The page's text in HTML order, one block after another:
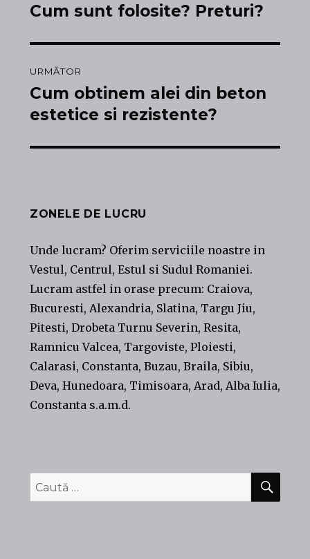
articole
anterior:
Cum sunt folosite? Preturi?
URMĂTOR
Articolul
următor:
Cum obtinem alei din beton
estetice si rezistente?
ZONELE DE LUCRU
Unde lucram? Oferim serviciile noastre in
Vestul, Centrul, Estul si Sudul Romaniei.
Lucram astfel in orase precum: Craiova,
Bucuresti, Alexandria, Slatina, Targu Jiu,
Pitesti, Drobeta Turnu Severin, Resita,
Ramnicu Valcea, Targoviste, Ploiesti,
Calarasi, Constanta, Buzau, Braila, Sibiu,
Deva, Hunedoara, Timisoara, Arad, Alba Iulia,
Constanta s.a.m.d.
Caută
după: